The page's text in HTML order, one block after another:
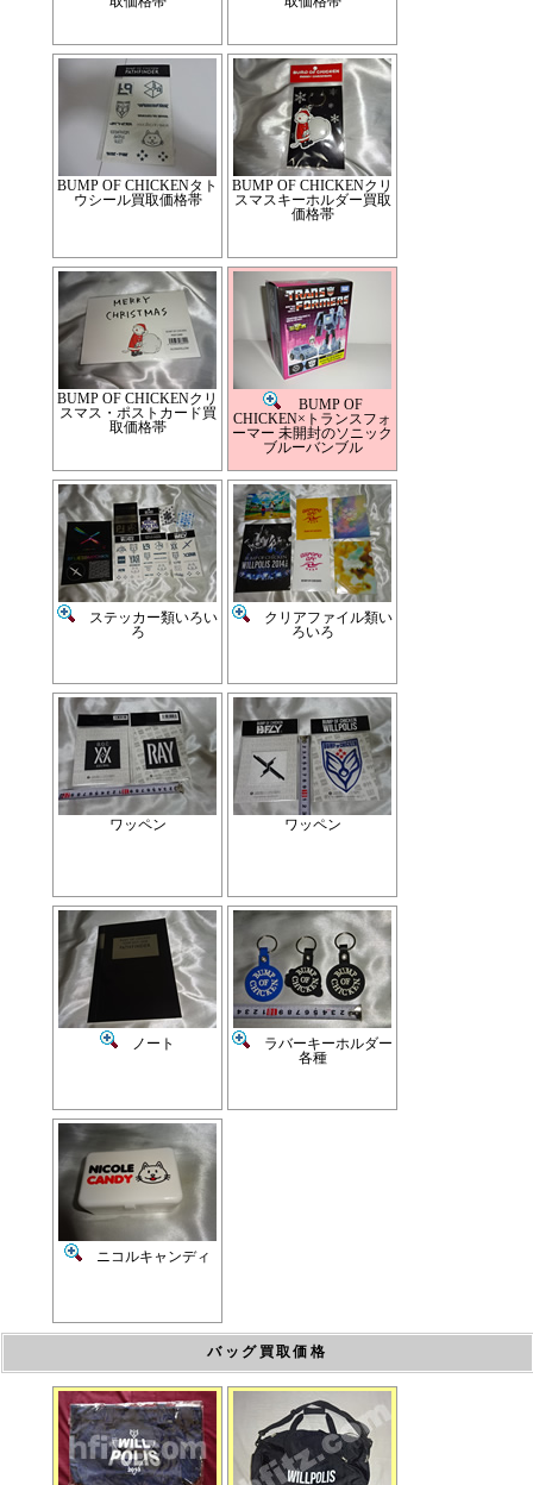
BUMP OF CHICKENタト
ウシール買取価格帯
BUMP OF CHICKENクリ
スマスキーホルダー買取
価格帯
BUMP OF CHICKENクリ
スマス・ポストカード買
取価格帯
BUMP OF
CHICKEN×トランスフォ
ーマー 未開封のソニック
ブルーバンブル
ステッカー類いろい
ろ
クリアファイル類い
ろいろ
ワッペン ワッペン
ノート
ラバーキーホルダー
各種
ニコルキャンディ
バッグ買取価格